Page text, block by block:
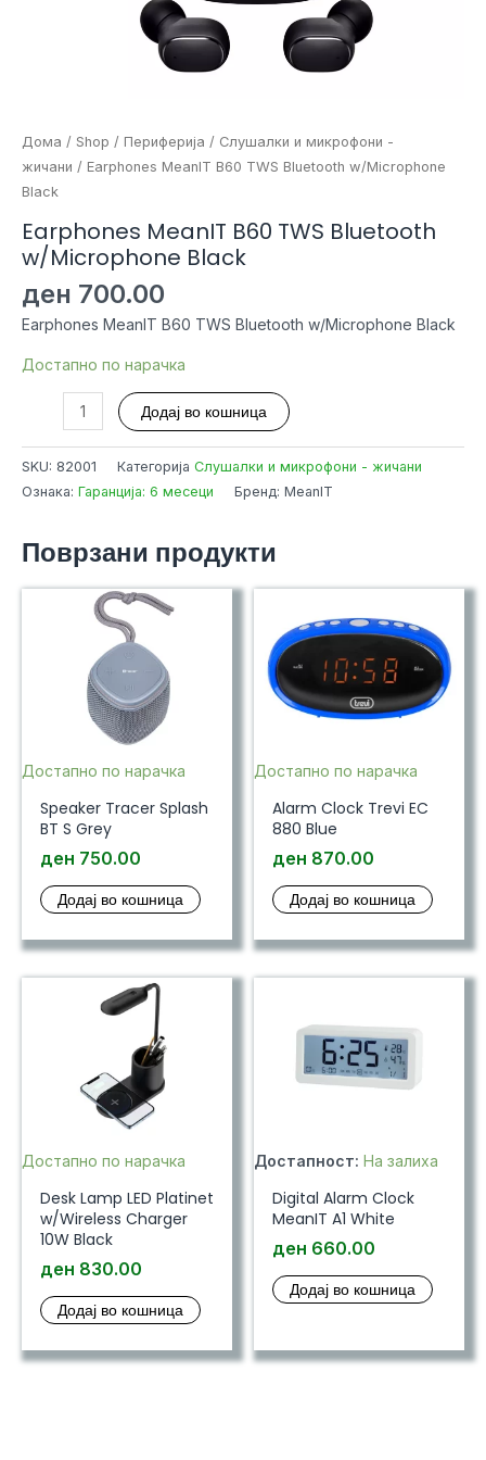
Дома / Shop / Периферија / Слушалки и микрофони -
жичани / Earphones MeanIT B60 TWS Bluetooth w/Microphone
Black
Earphones MeanIT B60 TWS Bluetooth
w/Microphone Black
ден 700.00
Earphones MeanIT B60 TWS Bluetooth w/Microphone Black
Достапно по нарачка
Earphones
MeanIT
B60
Black
Додај во кошница
SKU: 82001 Категорија Слушалки и микрофони - жичани
Ознака: Гаранција: 6 месеци Бренд: MeanIT
Поврзани продукти
Достапно по нарачка
Speaker Tracer Splash
BT S Grey
ден 750.00
Додај во кошница
Достапно по нарачка
Alarm Clock Trevi EC
880 Blue
ден 870.00
Додај во кошница
Достапно по нарачка
Desk Lamp LED Platinet
w/Wireless Charger
10W Black
ден 830.00
Додај во кошница
Достапност: На залиха
Digital Alarm Clock
MeanIT A1 White
ден 660.00
Додај во кошница